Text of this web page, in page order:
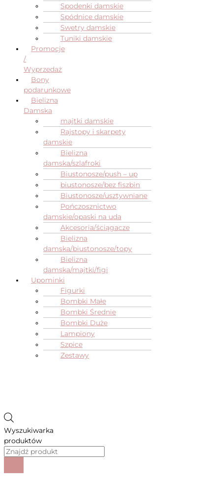
Spodenki damskie
Spódnice damskie
Swetry damskie
Tuniki damskie
Promocje
/
Wyprzedaż
Bony
podarunkowe
Bielizna
Damska
majtki damskie
Rajstopy i skarpety
damskie
Bielizna
damska/szlafroki
Biustonosze/push – up
biustonosze/bez fiszbin
Biustonosze/usztywniane
Pończosznictwo
damskie/opaski na uda
Akcesoria/ściągacze
Bielizna
damska/biustonosze/topy
Bielizna
damska/majtki/figi
Upominki
Figurki
Bombki Małe
Bombki Średnie
Bombki Duże
Lampiony
Szpice
Zestawy
Wyszukiwarka
produktów